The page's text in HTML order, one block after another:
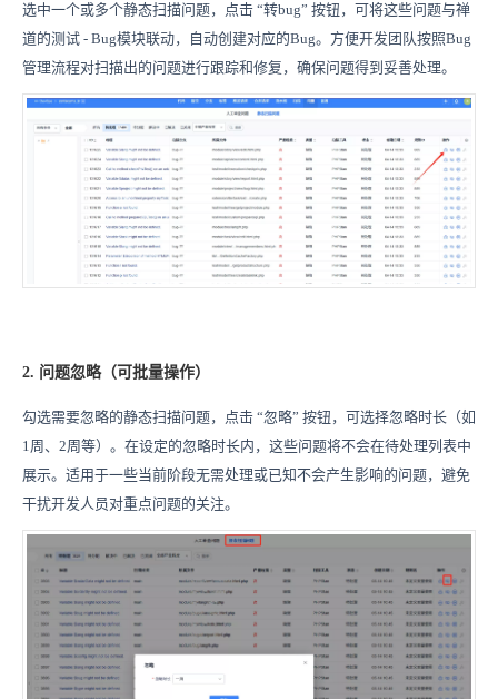
选中一个或多个静态扫描问题，点击 “转bug” 按钮，可将这些问题与禅
道的测试 - Bug模块联动，自动创建对应的Bug。方便开发团队按照Bug
管理流程对扫描出的问题进行跟踪和修复，确保问题得到妥善处理。
2. 问题忽略（可批量操作）
勾选需要忽略的静态扫描问题，点击 “忽略” 按钮，可选择忽略时长（如
1周、2周等）。在设定的忽略时长内，这些问题将不会在待处理列表中
展示。适用于一些当前阶段无需处理或已知不会产生影响的问题，避免
干扰开发人员对重点问题的关注。